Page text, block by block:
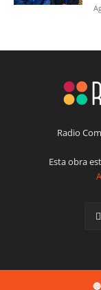
Radio
Esta obra